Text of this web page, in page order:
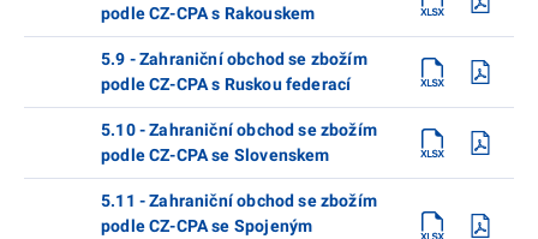
podle CZ-CPA s Rakouskem
5.9 - Zahraniční obchod se zbožím
podle CZ-CPA s Ruskou federací
5.10 - Zahraniční obchod se zbožím
podle CZ-CPA se Slovenskem
5.11 - Zahraniční obchod se zbožím
podle CZ-CPA se Spojeným